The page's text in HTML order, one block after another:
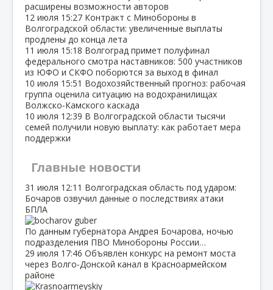
расширены возможности авторов
12 июля 15:27 Контракт с Минобороны в
Волгоградской области: увеличенные выплаты
продлены до конца лета
11 июля 15:18 Волгоград примет полуфинал
федерального смотра наставников: 500 участников
из ЮФО и СКФО поборются за выход в финал
10 июля 15:51 Водохозяйственный прогноз: рабочая
группа оценила ситуацию на водохранилищах
Волжско‑Камского каскада
10 июля 12:39 В Волгоградской области тысячи
семей получили новую выплату: как работает мера
поддержки
Главные новости
31 июля 12:11 Волгоградская область под ударом:
Бочаров озвучил данные о последствиях атаки
БПЛА
По данным губернатора Андрея Бочарова, ночью
подразделения ПВО Минобороны России…
29 июля 17:46 Объявлен конкурс на ремонт моста
через Волго‑Донской канал в Красноармейском
районе